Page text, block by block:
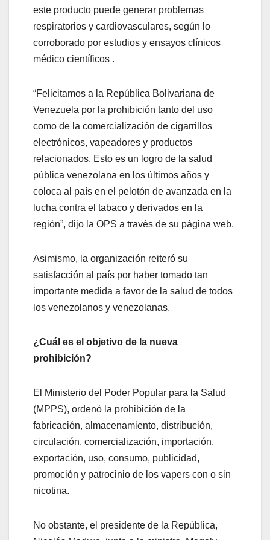
este producto puede generar problemas
respiratorios y cardiovasculares, según lo
corroborado por estudios y ensayos clínicos
médico científicos .
“Felicitamos a la República Bolivariana de
Venezuela por la prohibición tanto del uso
como de la comercialización de cigarrillos
electrónicos, vapeadores y productos
relacionados. Esto es un logro de la salud
pública venezolana en los últimos años y
coloca al país en el pelotón de avanzada en la
lucha contra el tabaco y derivados en la
región”, dijo la OPS a través de su página web.
Asimismo, la organización reiteró su
satisfacción al país por haber tomado tan
importante medida a favor de la salud de todos
los venezolanos y venezolanas.
¿Cuál es el objetivo de la nueva
prohibición?
El Ministerio del Poder Popular para la Salud
(MPPS), ordenó la prohibición de la
fabricación, almacenamiento, distribución,
circulación, comercialización, importación,
exportación, uso, consumo, publicidad,
promoción y patrocinio de los vapers con o sin
nicotina.
No obstante, el presidente de la República,